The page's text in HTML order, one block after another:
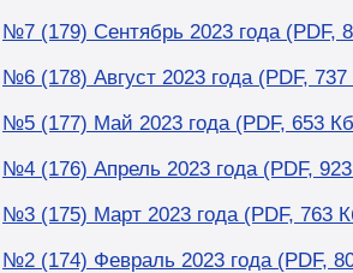
№7 (179) Сентябрь 2023 года (PDF,
№6 (178) Август 2023 года (PDF,
№5 (177) Май 2023 года (PDF, 653
№4 (176) Апрель 2023 года (PDF,
№3 (175) Март 2023 года (PDF, 763
№2 (174) Февраль 2023 года (PDF,